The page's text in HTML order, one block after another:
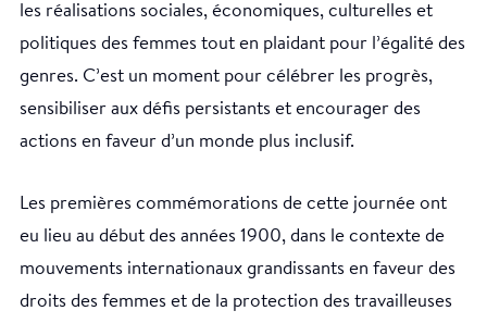
les réalisations sociales, économiques, culturelles et
politiques des femmes tout en plaidant pour l’égalité des
genres. C’est un moment pour célébrer les progrès,
sensibiliser aux défis persistants et encourager des
actions en faveur d’un monde plus inclusif.
Les premières commémorations de cette journée ont
eu lieu au début des années 1900, dans le contexte de
mouvements internationaux grandissants en faveur des
droits des femmes et de la protection des travailleuses